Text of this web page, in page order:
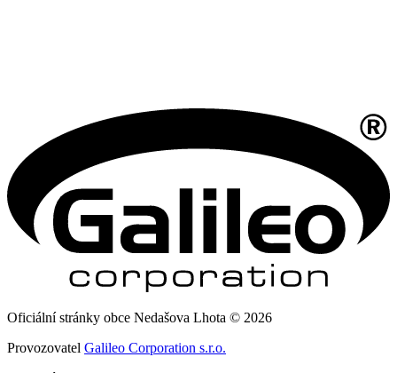
Oficiální stránky obce Nedašova Lhota © 2026
Provozovatel Galileo Corporation s.r.o.